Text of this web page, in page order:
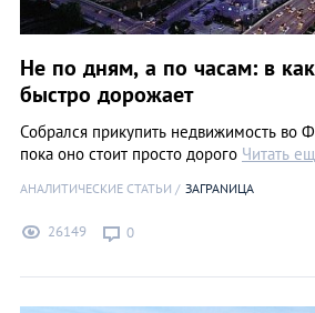
Не по дням, а по часам: в
быстро дорожает
Собрался прикупить недвижимость
пока оно стоит просто дорого Читать
АНАЛИТИЧЕСКИЕ СТАТЬИ ЗАГРАNИЦА
26149 0